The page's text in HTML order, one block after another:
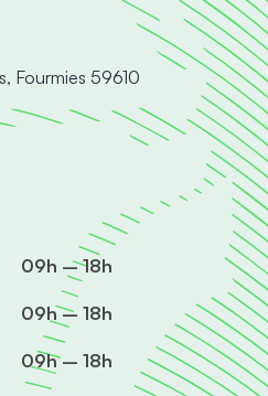
Fourmies 59610
09h – 18h
09h – 18h
09h – 18h